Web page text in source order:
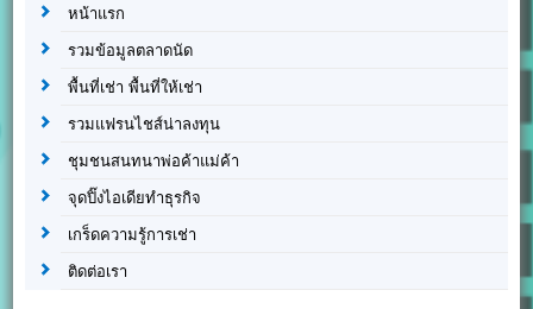
หน้าแรก
รวมข้อมูลตลาดนัด
พื้นที่เช่า พื้นที่ให้เช่า
รวมแฟรนไชส์น่าลงทุน
ชุมชนสนทนาพ่อค้าแม่ค้า
จุดปิ๊งไอเดียทำธุรกิจ
เกร็ดความรู้การเช่า
ติดต่อเรา